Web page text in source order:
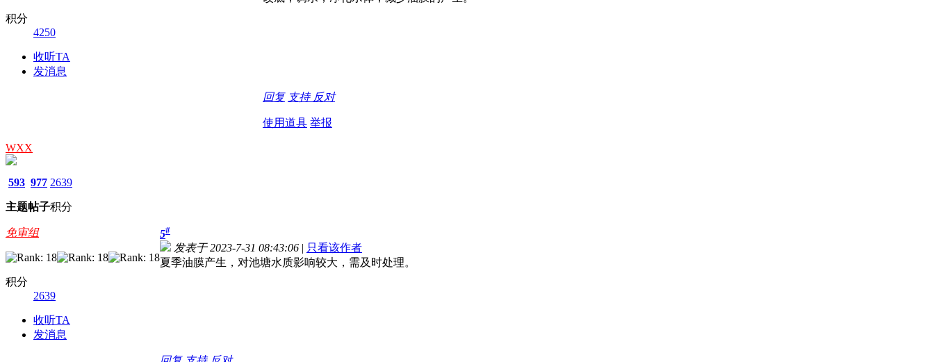
积分
4250
收听TA
发消息
回复 支持 反对
使用道具 举报
WXX
593
主题
977
帖子
2639
积分
免审组
积分
2639
收听TA
发消息
5#
发表于 2023-7-31 08:43:06 | 只看该作者
夏季油膜产生，对池塘水质影响较大，需及时处理。